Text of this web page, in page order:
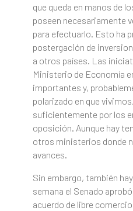
que queda en manos de
poseen necesariamente
para efectuarlo. Esto ha
postergación de
a otros países. Las
Ministerio de Economía
importantes y,
polarizado en que
suficientemente por los
oposición. Aunque hay
otros ministerios donde
avances.
Sin embargo, también
semana el Senado
acuerdo de libre